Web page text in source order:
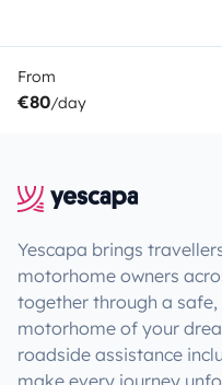
From
€80/day
Yescapa brings
motorhome owners
together through a
motorhome of your
roadside assistance